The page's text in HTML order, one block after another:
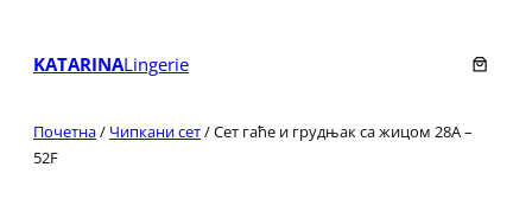
садржај
KATARINALingerie
Почетна/ Чипкани сет/ Сет гаће и грудњак са жицом 28А –
52F